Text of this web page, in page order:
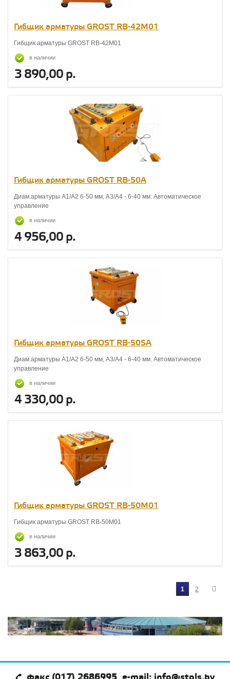
Гибщик арматуры GROST RB-42М01
Гибщик арматуры GROST RB-42М01
в наличии
3 890,00 р.
Гибщик арматуры GROST RB-50A
Диам.арматуры А1/А2 6-50 мм, А3/А4 - 6-40 мм. Автоматическое
управление
в наличии
4 956,00 р.
Гибщик арматуры GROST RB-50SA
Диам.арматуры А1/А2 6-50 мм, А3/А4 - 6-40 мм. Автоматическое
управление
в наличии
4 330,00 р.
Гибщик арматуры GROST RB-50М01
Гибщик арматуры GROST RB-50М01
в наличии
3 863,00 р.
1 2